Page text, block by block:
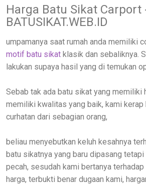
Harga Batu Sikat Carport
BATUSIKAT.WEB.ID
umpamanya saat rumah anda memiliki
motif batu sikat klasik dan sebaliknya.
lakukan supaya hasil yang di temukan
Sebab tak ada batu sikat yang memiliki
memiliki kwalitas yang baik, kami
curhatan dari sebagian orang,
beliau menyebutkan keluh kesahnya
batu sikatnya yang baru dipasang tetapi
pecah, sesudah kami bertanya
harga, terbukti benar dugaan kami,